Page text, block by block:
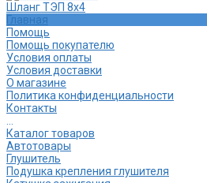
Шланг ТЭП 8х4
Главная
Помощь
Помощь покупателю
Условия оплаты
Условия доставки
О магазине
Политика конфиденциальности
Контакты
...
Каталог товаров
Автотовары
Глушитель
Подушка крепления глушителя